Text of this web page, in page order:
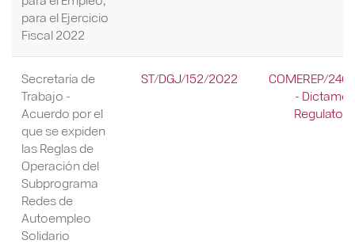
para el Ejercicio
Fiscal 2022
Secretaría de
Trabajo -
Acuerdo por el
que se expiden
las Reglas de
Operación del
Subprograma
Redes de
Autoempleo
Solidario
ST/DGJ/152/2022
COMEREP/
- Dictamen